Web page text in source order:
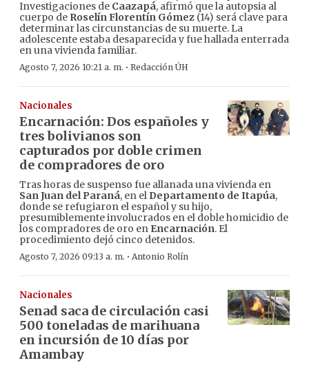
Investigaciones de Caazapá, afirmó que la autopsia al
cuerpo de Roselín Florentín Gómez (14) será clave para
determinar las circunstancias de su muerte. La
adolescente estaba desaparecida y fue hallada enterrada
en una vivienda familiar.
Agosto 7, 2026 10:21 a. m. · Redacción ÚH
Nacionales
Encarnación: Dos españoles y
tres bolivianos son
capturados por doble crimen
de compradores de oro
Tras horas de suspenso fue allanada una vivienda en
San Juan del Paraná, en el Departamento de Itapúa,
donde se refugiaron el español y su hijo,
presumiblemente involucrados en el doble homicidio de
los compradores de oro en Encarnación. El
procedimiento dejó cinco detenidos.
Agosto 7, 2026 09:13 a. m. · Antonio Rolín
Nacionales
Senad saca de circulación casi
500 toneladas de marihuana
en incursión de 10 días por
Amambay